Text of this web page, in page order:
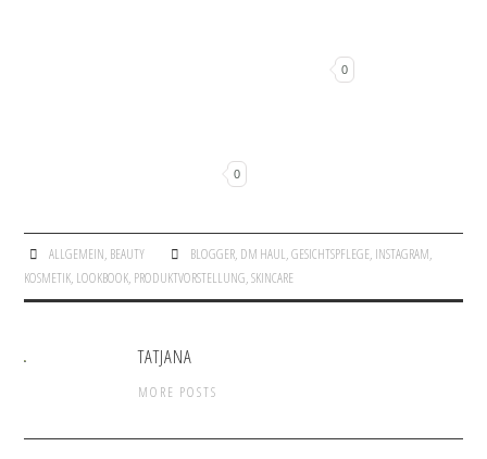
0
0
ALLGEMEIN, BEAUTY BLOGGER, DM HAUL,GESICHTSPFLEGE, INSTAGRAM,
KOSMETIK, LOOKBOOK, PRODUKTVORSTELLUNG,SKINCARE
TATJANA
MORE POSTS